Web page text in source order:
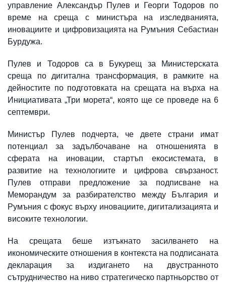
управление Александър Пулев и Георги Тодоров по
време на среща с министъра на изследванията,
иновациите и цифровизацията на Румъния Себастиан
Бурдужа.
Пулев и Тодоров са в Букурещ за Министерската
среща по дигитална трансформация, в рамките на
дейностите по подготовката на срещата на върха на
Инициативата „Три морета“, която ще се проведе на 6
септември.
Министър Пулев подчерта, че двете страни имат
потенциал за задълбочаване на отношенията в
сферата на иновации, стартъп екосистемата, в
развитие на технологиите и цифрова свързаност.
Пулев отправи предложение за подписване на
Меморандум за разбирателство между България и
Румъния с фокус върху иновациите, дигитализацията и
високите технологии.
На срещата беше изтъкнато засилването на
икономическите отношения в контекста на подписаната
декларация за издигането на двустранното
сътрудничество на ниво стратегическо партньорство от